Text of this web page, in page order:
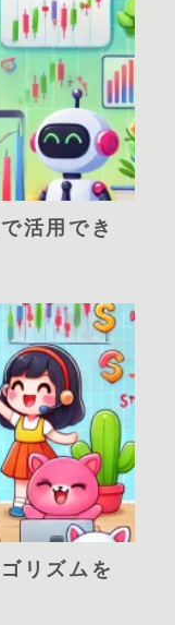
活用でき
リズムを